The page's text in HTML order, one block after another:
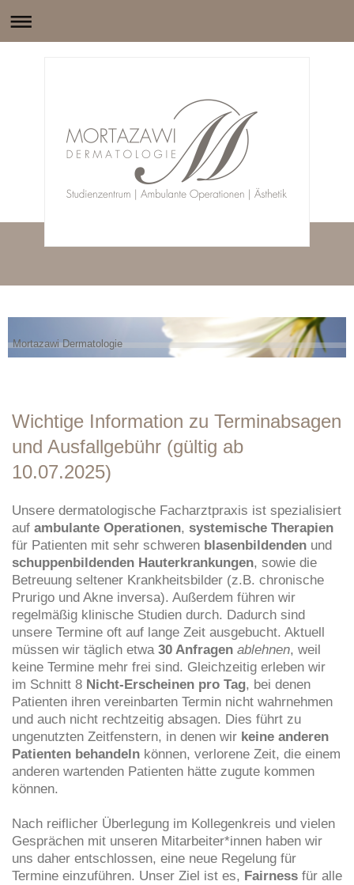
Mortazawi Dermatologie
Wichtige Information zu Terminabsagen
und Ausfallgebühr (gültig ab
10.07.2025)
Unsere dermatologische Facharztpraxis ist spezialisiert
auf ambulante Operationen, systemische Therapien
für Patienten mit sehr schweren blasenbildenden und
schuppenbildenden Hauterkrankungen, sowie die
Betreuung seltener Krankheitsbilder (z.B. chronische
Prurigo und Akne inversa). Außerdem führen wir
regelmäßig klinische Studien durch. Dadurch sind
unsere Termine oft auf lange Zeit ausgebucht. Aktuell
müssen wir täglich etwa 30 Anfragen ablehnen, weil
keine Termine mehr frei sind. Gleichzeitig erleben wir
im Schnitt 8 Nicht-Erscheinen pro Tag, bei denen
Patienten ihren vereinbarten Termin nicht wahrnehmen
und auch nicht rechtzeitig absagen. Dies führt zu
ungenutzten Zeitfenstern, in denen wir keine anderen
Patienten behandeln können, verlorene Zeit, die einem
anderen wartenden Patienten hätte zugute kommen
können.
Nach reiflicher Überlegung im Kollegenkreis und vielen
Gesprächen mit unseren Mitarbeiter*innen haben wir
uns daher entschlossen, eine neue Regelung für
Termine einzuführen. Unser Ziel ist es, Fairness für alle